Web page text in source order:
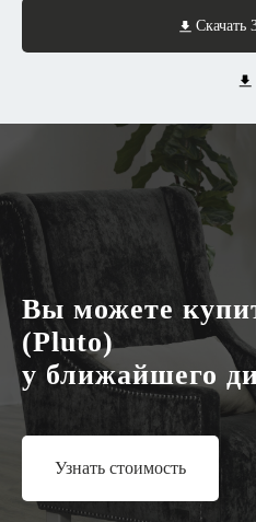
Скачать
Вы можете
(Pluto)
у ближайшего
Узнать стоимость
Узнать